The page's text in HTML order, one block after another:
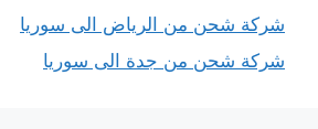
شركة شحن من الرياض الى سوريا
شركة شحن من جدة الى سوريا